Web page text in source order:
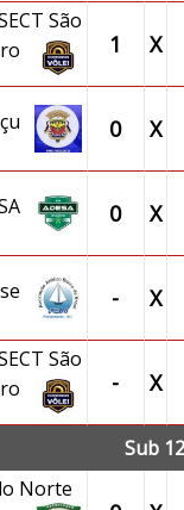
São
1 X
0 X
0 X
- X
São
- X
Sub
Norte